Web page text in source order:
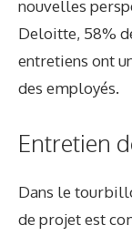
nouvelles
Deloitte, 58%
entretiens ont
des employés.
Entretien
Dans le
de projet est